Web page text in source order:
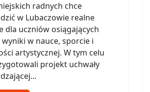
radnych chce
w Lubaczowie realne
dla uczniów osiągających
w nauce, sporcie i
artystycznej. W tym celu
projekt uchwały